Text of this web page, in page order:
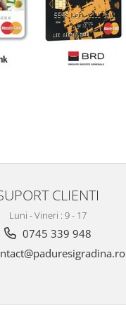
CLIENTI
Luni - Vineri : 9 - 17
0745 339 948